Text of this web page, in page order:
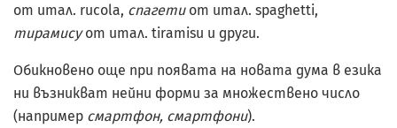
от итал. rucola, спагетиот итал. spaghetti,
тирамисуот итал. tiramisu и други.
Обикновено още при появата на новата дума в езика
ни възникват нейни форми за множествено число
(например смартфон, смартфони).